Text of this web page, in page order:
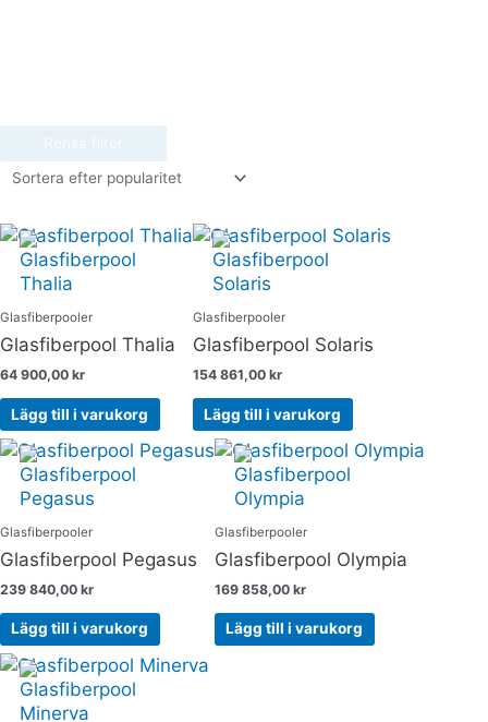
Rensa filter
Glasfiberpooler
Glasfiberpool Thalia
64 900,00 kr
Lägg till i varukorg
Glasfiberpooler
Glasfiberpool Solaris
154 861,00 kr
Lägg till i varukorg
Glasfiberpooler
Glasfiberpool Pegasus
239 840,00 kr
Lägg till i varukorg
Glasfiberpooler
Glasfiberpool Olympia
169 858,00 kr
Lägg till i varukorg